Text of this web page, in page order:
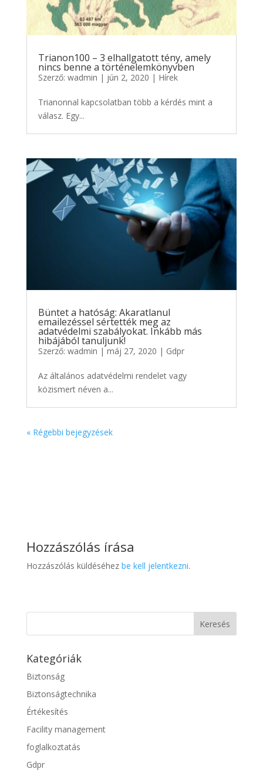
Trianon100 – 3 elhallgatott tény, amely
nincs benne a történelemkönyvben
Szerző: wadmin | jún 2, 2020 | Hírek
Trianonnal kapcsolatban több a kérdés mint a
válasz. Egy...
Büntet a hatóság: Akaratlanul
emailezéssel sértették meg az
adatvédelmi szabályokat. Inkább más
hibájából tanuljunk!
Szerző: wadmin | máj 27, 2020 | Gdpr
Az általános adatvédelmi rendelet vagy
közismert néven a...
« Régebbi bejegyzések
Hozzászólás írása
Hozzászólás küldéséhez be kell jelentkezni.
Kategóriák
Biztonság
Biztonságtechnika
Értékesítés
Facility management
foglalkoztatás
Gdpr